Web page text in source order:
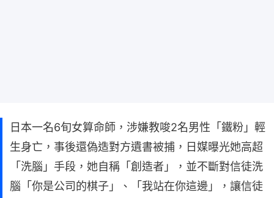
日本一名6旬女算命師，涉嫌教唆2名男性「鐵粉」輕
生身亡，事後還偽造對方遺書被捕，日媒曝光她高超
「洗腦」手段，她自稱「創造者」，並不斷對信徒洗
腦「你是公司的棋子」、「我站在你這邊」，讓信徒